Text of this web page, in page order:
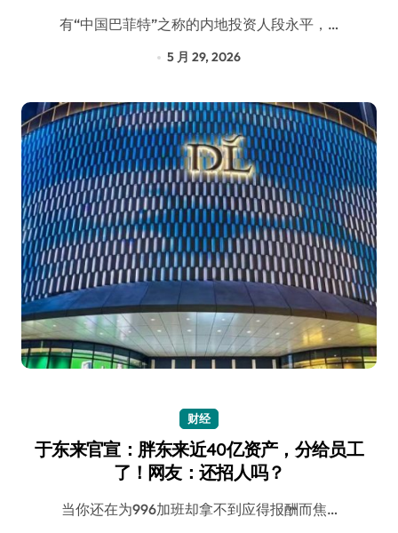
有“中国巴菲特”之称的内地投资人段永平，…
5 月 29, 2026
财经
于东来官宣：胖东来近40亿资产，分给员工
了！网友：还招人吗？
当你还在为996加班却拿不到应得报酬而焦…